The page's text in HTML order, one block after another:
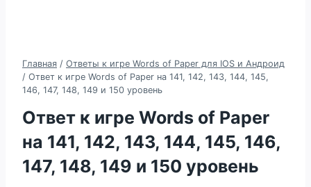
Главная / Ответы к игре Words of Paper для IOS и Андроид
/ Ответ к игре Words of Paper на 141, 142, 143, 144, 145,
146, 147, 148, 149 и 150 уровень
Ответ к игре Words of Paper
на 141, 142, 143, 144, 145, 146,
147, 148, 149 и 150 уровень